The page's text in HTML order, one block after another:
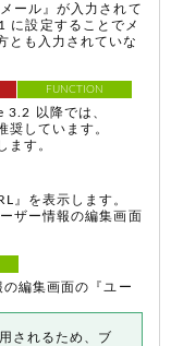
ール』が入力されて
に設定することでメ
とも入力されていな
FUNCTION
3.2 以降では、
奨しています。
ます。
』を表示します。
ザー情報の編集画面
の編集画面の『ユー
されるため、ブ